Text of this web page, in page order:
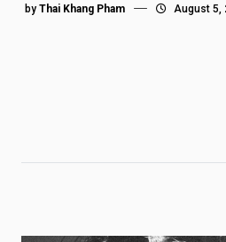
by Thai Khang Pham August 5,